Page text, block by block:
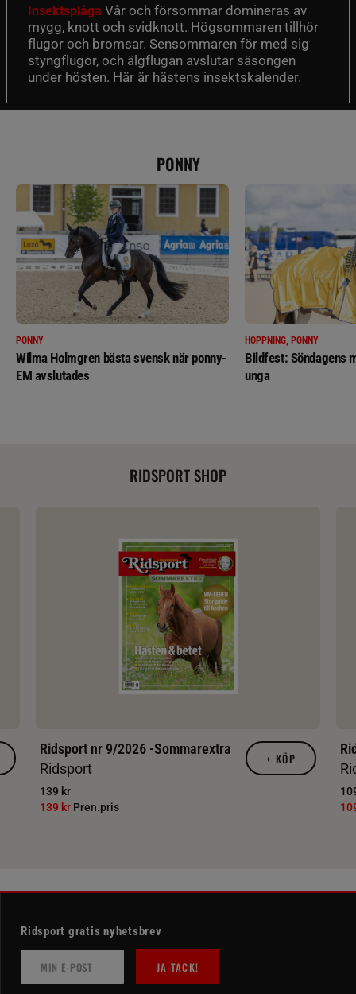
Insektsplåga Vår och försommar domineras av
mygg, knott och svidknott. Högsommaren tillhör
flugor och bromsar. Sensommaren för med sig
styngflugor, och älgflugan avslutar säsongen
under hösten. Här är hästens insektskalender.
PONNY
PONNY
Wilma Holmgren bästa svensk när ponny-
EM avslutades
HOPPNING, PONNY
Bildfest: Söndagens
unga
RIDSPORT SHOP
Ridsport nr 9/2026 -Sommarextra
Ridsport
139 kr
139 kr Pren.pris
+ KÖP
Ridsport gratis nyhetsbrev
JA TACK!